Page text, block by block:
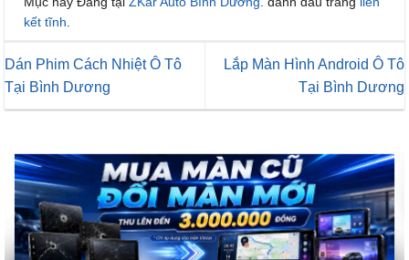
kết tĩnh
Dán Phim Cách Nhiệt Ô Tô
Tại Bình Dương
Lắp Màn Hình Android Ô Tô
Tại Bình Dương